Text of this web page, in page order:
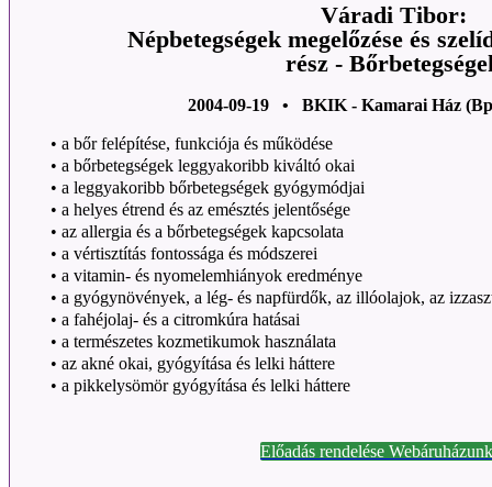
Váradi Tibor:
Népbetegségek megelőzése és
rész -
2004-09-19 • BKIK - Kamarai Ház
• a bőr felépítése, funkciója és működése
• a bőrbetegségek leggyakoribb kiváltó okai
• a leggyakoribb bőrbetegségek gyógymódjai
• a helyes étrend és az emésztés jelentősége
• az allergia és a bőrbetegségek kapcsolata
• a vértisztítás fontossága és módszerei
• a vitamin- és nyomelemhiányok eredménye
• a gyógynövények, a lég- és napfürdők, az illóolajok, az
• a fahéjolaj- és a citromkúra hatásai
• a természetes kozmetikumok használata
• az akné okai, gyógyítása és lelki háttere
• a pikkelysömör gyógyítása és lelki háttere
Előadás rendelése